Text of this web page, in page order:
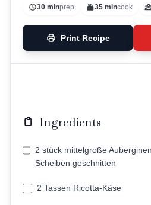
30 minprep 35 mincook
Print Recipe
Ingredients
2 stück mittelgroße
Scheiben geschnitten
2 Tassen Ricotta-Käse